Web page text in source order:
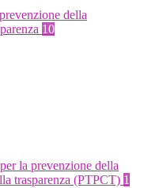
della
10
la prevenzione della
trasparenza (PTPCT) 1